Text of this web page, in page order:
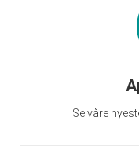
Se våre